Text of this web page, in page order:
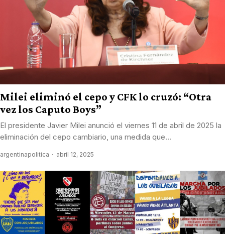
Milei eliminó el cepo y CFK lo cruzó: “Otra
vez los Caputo Boys”
El presidente Javier Milei anunció el viernes 11 de abril de 2025 la
eliminación del cepo cambiario, una medida que...
argentinapolitica abril 12, 2025